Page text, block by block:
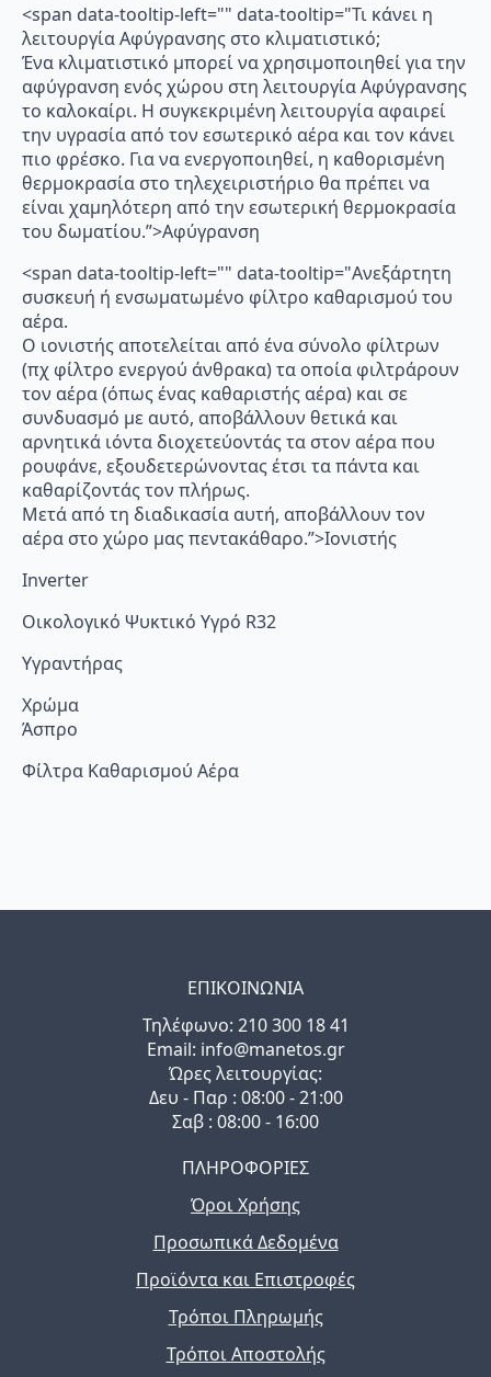
<span data-tooltip-left="" data-tooltip="Τι κάνει η
λειτουργία Αφύγρανσης στο κλιματιστικό;
Ένα κλιματιστικό μπορεί να χρησιμοποιηθεί για την
αφύγρανση ενός χώρου στη λειτουργία Αφύγρανσης
το καλοκαίρι. Η συγκεκριμένη λειτουργία αφαιρεί
την υγρασία από τον εσωτερικό αέρα και τον κάνει
πιο φρέσκο. Για να ενεργοποιηθεί, η καθορισμένη
θερμοκρασία στο τηλεχειριστήριο θα πρέπει να
είναι χαμηλότερη από την εσωτερική θερμοκρασία
του δωματίου.”>Αφύγρανση
<span data-tooltip-left="" data-tooltip="Ανεξάρτητη
συσκευή ή ενσωματωμένο φίλτρο καθαρισμού του
αέρα.
Ο ιονιστής αποτελείται από ένα σύνολο φίλτρων
(πχ φίλτρο ενεργού άνθρακα) τα οποία φιλτράρουν
τον αέρα (όπως ένας καθαριστής αέρα) και σε
συνδυασμό με αυτό, αποβάλλουν θετικά και
αρνητικά ιόντα διοχετεύοντάς τα στον αέρα που
ρουφάνε, εξουδετερώνοντας έτσι τα πάντα και
καθαρίζοντάς τον πλήρως.
Μετά από τη διαδικασία αυτή, αποβάλλουν τον
αέρα στο χώρο μας πεντακάθαρο.”>Ιονιστής
Inverter
Οικολογικό Ψυκτικό Υγρό R32
Υγραντήρας
Χρώμα
Άσπρο
Φίλτρα Καθαρισμού Αέρα
ΕΠΙΚΟΙΝΩΝΙΑ
Τηλέφωνo: 210 300 18 41
Email: info@manetos.gr
Ώρες λειτουργίας:
Δευ - Παρ : 08:00 - 21:00
Σαβ : 08:00 - 16:00
ΠΛΗΡΟΦΟΡΙΕΣ
Όροι Χρήσης
Προσωπικά Δεδομένα
Προϊόντα και Επιστροφές
Τρόποι Πληρωμής
Τρόποι Αποστολής